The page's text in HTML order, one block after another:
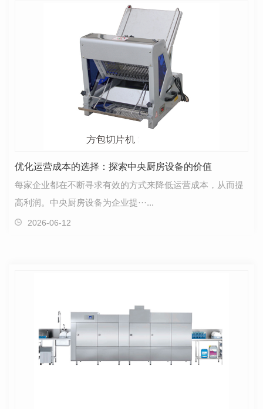
优化运营成本的选择：探索中央厨房设备的价值
每家企业都在不断寻求有效的方式来降低运营成本，从而提
高利润。中央厨房设备为企业提···...
2026-06-12